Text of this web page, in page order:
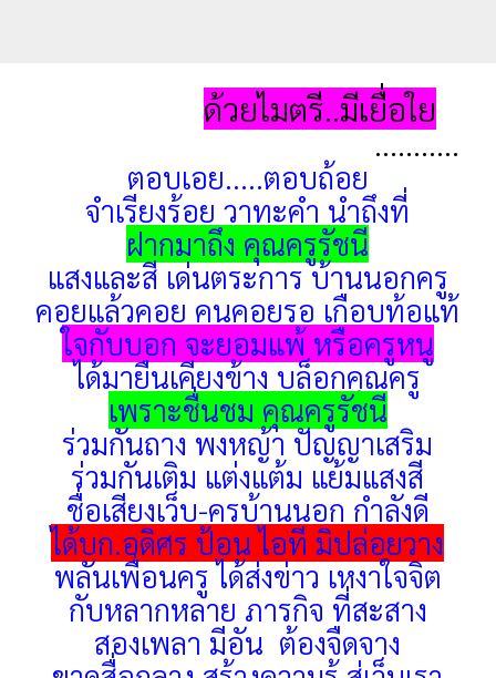
ด้วยไมตรี..มีเยื่อใย
...........
ตอบเอย.....ตอบถ้อย
จำเรียงร้อย วาทะคำ นำถึงที่
ฝากมาถึง คุณครูรัชนี
แสงและสี เด่นตระการ บ้านนอกครู
คอยแล้วคอย คนคอยรอ เกือบท้อแท้
ใจกับบอก จะยอมแพ้ หรือครูหนู
ได้มายืนเคียงข้าง บล็อกคุณครู
เพราะชื่นชม คุณครูรัชนี
ร่วมกันถาง พงหญ้า ปัญญาเสริม
ร่วมกันเติม แต่งแต้ม แย้มแสงสี
ชื่อเสียงเว็บ-ครูบ้านนอก กำลังดี
ได้บก.อดิศร ป้อน ไอที มิปล่อยวาง
พลันเพื่อนครู ได้ส่งข่าว เหงาใจจิต
กับหลากหลาย ภารกิจ ที่สะสาง
สองเพลา มีอัน ต้องจืดจาง